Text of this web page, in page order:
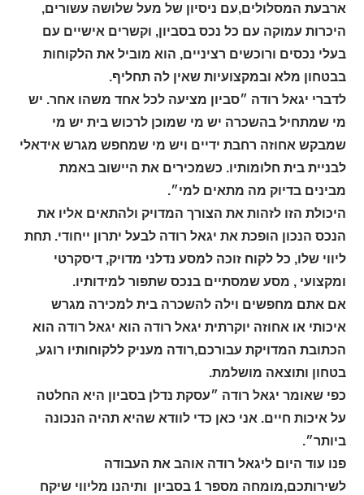
ארבעת המסלולים,עם ניסיון של מעל שלושה עשורים,
היכרות עמוקה עם כל נכס בסביון, וקשרים אישיים עם
בעלי נכסים ורוכשים רציניים, הוא מוביל את הלקוחות
בבטחון מלא ובמקצועיות שאין לה תחליף.
לדברי יגאל רודה ״סביון מציעה לכל אחד משהו אחר. יש
מי שמתחיל בהשכרה יש מי שמוכן לרכוש בית יש מי
שמבקש אחוזה רחבת ידיים ויש מי שמחפש מגרש אידאלי
לבניית בית חלומותיו. כשמכירים את היישוב באמת
מבינים בדיוק מה מתאים למי״.
היכולת הזו לזהות את הצורך המדויק ולהתאים אליו את
הנכס הנכון הופכת את יגאל רודה לבעל יתרון ייחודי. תחת
ליווי שלו, כל לקוח זוכה למסע נדלני מדויק, דיסקרטי
ומקצועי , מסע שמסתיים בנכס שתפור למידותיו.
אם אתם מחפשים וילה להשכרה בית למכירה מגרש
איכותי או אחוזה יוקרתית יגאל רודה הוא יגאל רודה הוא
הכתובת המדויקת עבורכם,רודה מעניק ללקוחותיו רוגע,
בטחון ותוצאה מושלמת.
כפי שאומר יגאל רודה ״עסקת נדלן בסביון היא החלטה
על איכות חיים. אני כאן כדי לוודא שהיא תהיה הנכונה
ביותר״.
פנו עוד היום ליגאל רודה אוהב את העבודה
לשירותכם,מומחה מספר 1 בסביון ותיהנו מליווי שיקח